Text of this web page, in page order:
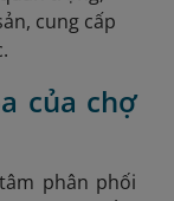
cung cấp
của chợ
phân phối